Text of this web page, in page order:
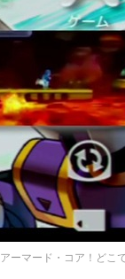
アーマード・コア！どこ